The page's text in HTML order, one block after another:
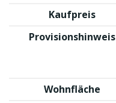
Kaufpreis
Provisionshinweis
Wohnfläche